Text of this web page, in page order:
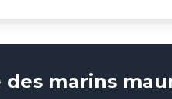
marins